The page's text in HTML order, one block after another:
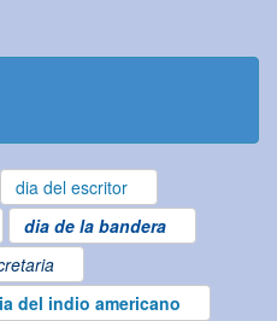
dia del escritor
dia de la bandera
del indio americano